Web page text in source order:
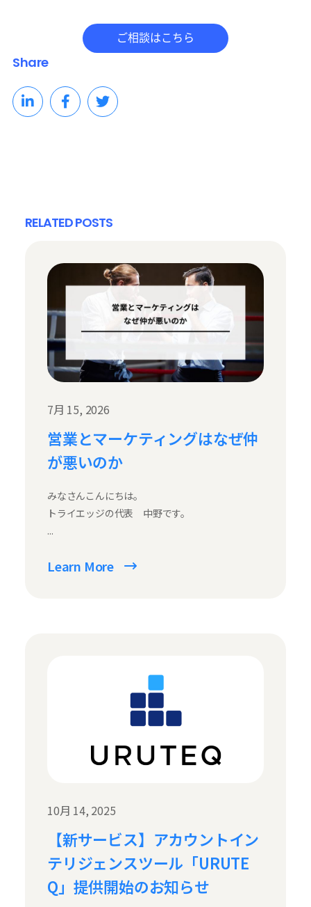
Share
RELATED POSTS
7月 15, 2026
営業とマーケティングはなぜ仲
が悪いのか
みなさんこんにちは。
トライエッジの代表 中野です。
...
Learn More
10月 14, 2025
【新サービス】アカウントイン
テリジェンスツール「URUTE
Q」提供開始のお知らせ